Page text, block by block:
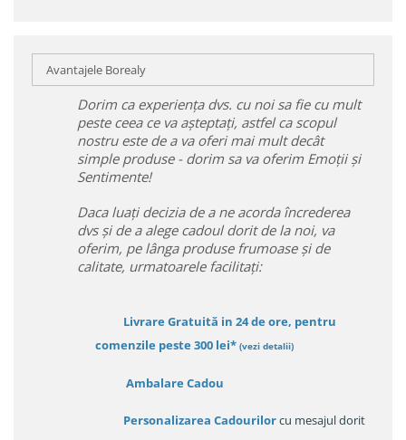
Avantajele Borealy
Dorim ca experiența dvs. cu noi sa fie cu mult
peste ceea ce va așteptați, astfel ca scopul
nostru este de a va oferi mai mult decât
simple produse - dorim sa va oferim Emoții și
Sentimente!
Daca luați decizia de a ne acorda încrederea
dvs și de a alege cadoul dorit de la noi, va
oferim, pe lânga produse frumoase și de
calitate, urmatoarele facilitați:
Livrare Gratuită in 24 de ore, pentru
comenzile peste 300 lei* (vezi detalii)
Ambalare Cadou
Personalizarea Cadourilorcu mesajul dorit